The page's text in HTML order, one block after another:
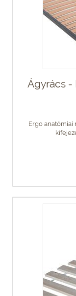
Ágyrács -
Ergo anatómiai